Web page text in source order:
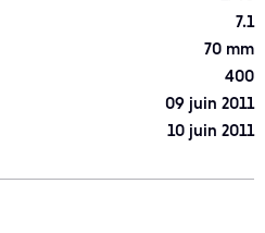
7.1
70 mm
400
09 juin 2011
10 juin 2011